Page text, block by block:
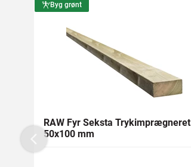
Byg grønt
RAW Fyr Seksta Trykimprægneret
50x100 mm
Previous